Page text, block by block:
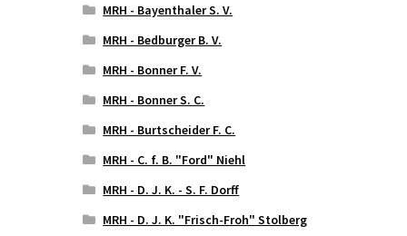
MRH - Bayenthaler S. V.
MRH - Bedburger B. V.
MRH - Bonner F. V.
MRH - Bonner S. C.
MRH - Burtscheider F. C.
MRH - C. f. B. "Ford" Niehl
MRH - D. J. K. - S. F. Dorff
MRH - D. J. K. "Frisch-Froh" Stolberg